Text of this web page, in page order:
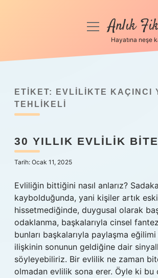
Anasayfa
Yasal Uyarı
menüyüAnlık
Hayatına neşe
ETIKET:
EVLILIKTE KAÇINCI
TEHLIKELI
30 YILLIK EVLILIK
Tarih: Ocak 11, 2025
Evliliğin bittiğini nasıl anlarız?
kaybolduğunda, yani kişiler artık
hissetmediğinde, duygusal olarak
odaklanma, başkalarıyla cinsel
bunları başkalarıyla paylaşma
ilişkinin sonunun geldiğine dair
söyleyebiliriz. Bir evlilik ne zaman
olmadan evlilik sona erer. Öyle ki bu